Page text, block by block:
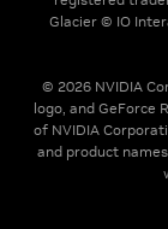
Glacier © IO
© 2026 NVIDIA
logo, and GeForce
of NVIDIA
and product